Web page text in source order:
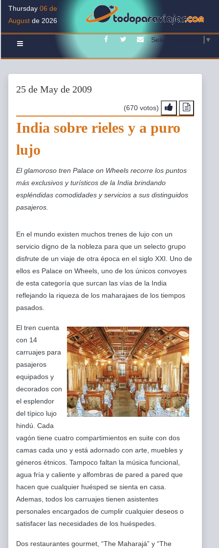
Thursday 06 de
August de 2026
FacebookTwitterContacto
Select Language ▼
25 de May de 2009
(670 votos)
India sobre rieles y a puro
lujo
El glamoroso tren Palace on Wheels recorre los puntos
más exclusivos y turísticos de la India brindando
espléndidas comodidades y servicios a sus distinguidos
pasajeros.
En el mundo existen muchos trenes de lujo con un
servicio digno de la nobleza para que un selecto grupo
disfrute de un viaje de otra época en el siglo XXI. Uno de
ellos es Palace on Wheels, uno de los únicos convoyes
de esta categoría que surcan las vías de la India
reflejando la riqueza de los maharajaes de los tiempos
pasados.
El tren cuenta
con 14
carruajes para
pasajeros
equipados y
decorados con
el esplendor
del típico lujo
hindú. Cada
vagón tiene cuatro compartimientos en suite con dos
camas cada uno y está adornado con arte, muebles y
géneros étnicos. Tampoco faltan la música funcional,
agua fría y caliente y alfombras de pared a pared que
hacen que cualquier huésped se sienta en casa.
Ademas, todos los carruajes tienen asistentes
personales encargados de cumplir cualquier deseos o
satisfacer las necesidades de los huéspedes.
Dos restaurantes gourmet, “The Maharajá” y “The